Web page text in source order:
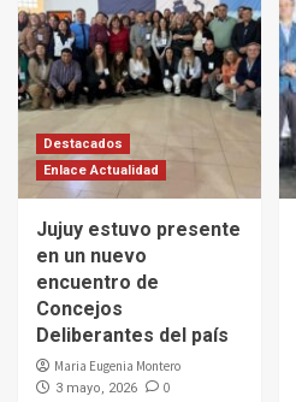
Destacados
Enlace Actualidad
Jujuy estuvo presente
en un nuevo
encuentro de
Concejos
Deliberantes del país
Maria Eugenia Montero
3 mayo, 2026 0